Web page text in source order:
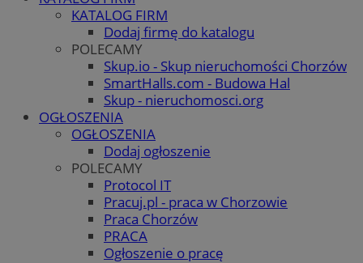
KATALOG FIRM
Dodaj firmę do katalogu
POLECAMY
Skup.io - Skup nieruchomości Chorzów
SmartHalls.com - Budowa Hal
Skup - nieruchomosci.org
OGŁOSZENIA
OGŁOSZENIA
Dodaj ogłoszenie
POLECAMY
Protocol IT
Pracuj.pl - praca w Chorzowie
Praca Chorzów
PRACA
Ogłoszenie o pracę